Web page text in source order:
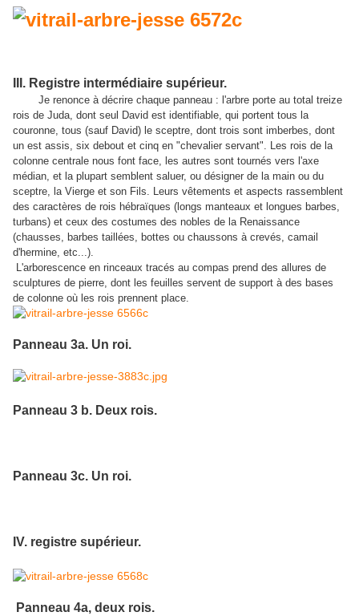
III. Registre intermédiaire supérieur.
Je renonce à décrire chaque panneau : l'arbre porte au total treize
rois de Juda, dont seul David est identifiable, qui portent tous la
couronne, tous (sauf David) le sceptre, dont trois sont imberbes, dont
un est assis, six debout et cinq en "chevalier servant". Les rois de la
colonne centrale nous font face, les autres sont tournés vers l'axe
médian, et la plupart semblent saluer, ou désigner de la main ou du
sceptre, la Vierge et son Fils. Leurs vêtements et aspects rassemblent
des caractères de rois hébraïques (longs manteaux et longues barbes,
turbans) et ceux des costumes des nobles de la Renaissance
(chausses, barbes taillées, bottes ou chaussons à crevés, camail
d'hermine, etc...).
L'arborescence en rinceaux tracés au compas prend des allures de
sculptures de pierre, dont les feuilles servent de support à des bases
de colonne où les rois prennent place.
Panneau 3a. Un roi.
Panneau 3 b. Deux rois.
Panneau 3c. Un roi.
IV. registre supérieur.
Panneau 4a, deux rois.